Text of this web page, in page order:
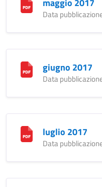
maggio 2017
Data
giugno 2017
Data
luglio 2017
Data